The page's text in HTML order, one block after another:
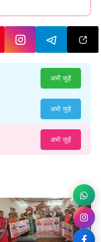
अभी जुड़ें
अभी जुड़ें
अभी जुड़ें